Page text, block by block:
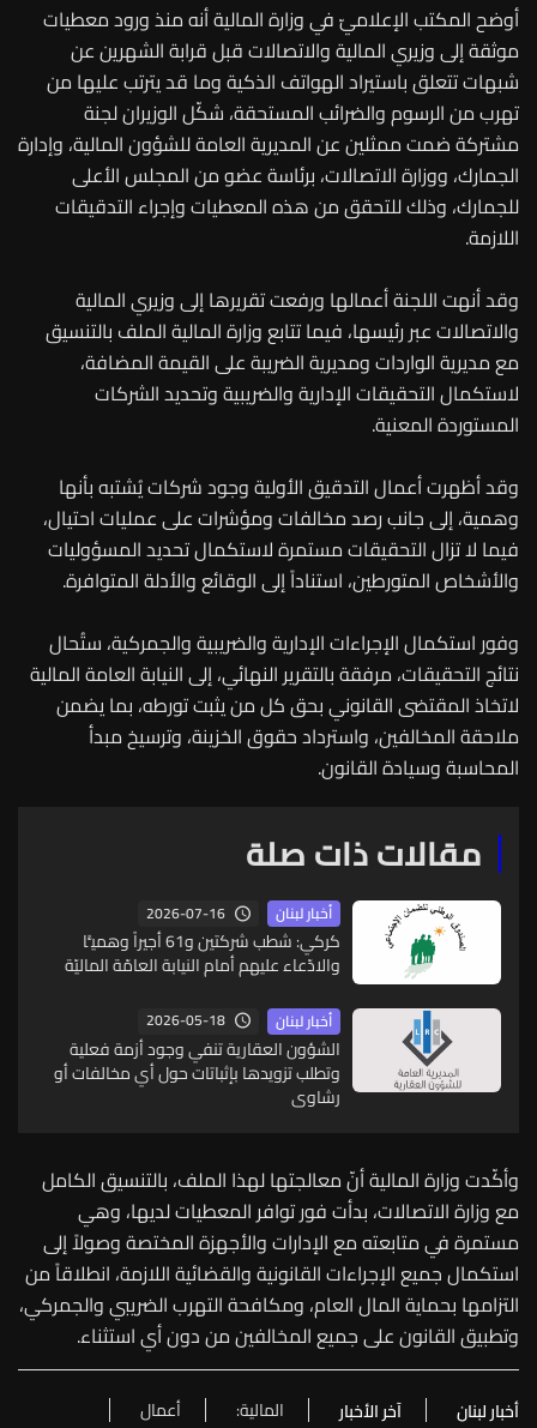
أوضح المكتب الإعلاميّ في وزارة المالية أنه منذ ورود معطيات
موثقة إلى وزيري المالية والاتصالات قبل قرابة الشهرين عن
شبهات تتعلق باستيراد الهواتف الذكية وما قد يترتب عليها من
تهرب من الرسوم والضرائب المستحقة، شكّل الوزيران لجنة
مشتركة ضمت ممثلين عن المديرية العامة للشؤون المالية، وإدارة
الجمارك، ووزارة الاتصالات، برئاسة عضو من المجلس الأعلى
للجمارك، وذلك للتحقق من هذه المعطيات وإجراء التدقيقات
اللازمة.
وقد أنهت اللجنة أعمالها ورفعت تقريرها إلى وزيري المالية
والاتصالات عبر رئيسها، فيما تتابع وزارة المالية الملف بالتنسيق
مع مديرية الواردات ومديرية الضريبة على القيمة المضافة،
لاستكمال التحقيقات الإدارية والضريبية وتحديد الشركات
المستوردة المعنية.
وقد أظهرت أعمال التدقيق الأولية وجود شركات يُشتبه بأنها
وهمية، إلى جانب رصد مخالفات ومؤشرات على عمليات احتيال،
فيما لا تزال التحقيقات مستمرة لاستكمال تحديد المسؤوليات
والأشخاص المتورطين، استناداً إلى الوقائع والأدلة المتوافرة.
وفور استكمال الإجراءات الإدارية والضريبية والجمركية، ستُحال
نتائج التحقيقات، مرفقة بالتقرير النهائي، إلى النيابة العامة المالية
لاتخاذ المقتضى القانوني بحق كل من يثبت تورطه، بما يضمن
ملاحقة المخالفين، واسترداد حقوق الخزينة، وترسيخ مبدأ
المحاسبة وسيادة القانون.
مقالات ذات صلة
أخبار لبنان 2026-07-16
كركي: شطب شركتين و61 أجيراً وهميًّا
والادّعاء عليهم أمام النيابة العامّة الماليّة
أخبار لبنان 2026-05-18
الشؤون العقارية تنفي وجود أزمة فعلية
وتطلب تزويدها بإثباتات حول أي مخالفات أو
رشاوى
وأكّدت وزارة المالية أنّ معالجتها لهذا الملف، بالتنسيق الكامل
مع وزارة الاتصالات، بدأت فور توافر المعطيات لديها، وهي
مستمرة في متابعته مع الإدارات والأجهزة المختصة وصولاً إلى
استكمال جميع الإجراءات القانونية والقضائية اللازمة، انطلاقاً من
التزامها بحماية المال العام، ومكافحة التهرب الضريبي والجمركي،
وتطبيق القانون على جميع المخالفين من دون أي استثناء.
أخبار لبنان آخر الأخبار المالية:
أعمال